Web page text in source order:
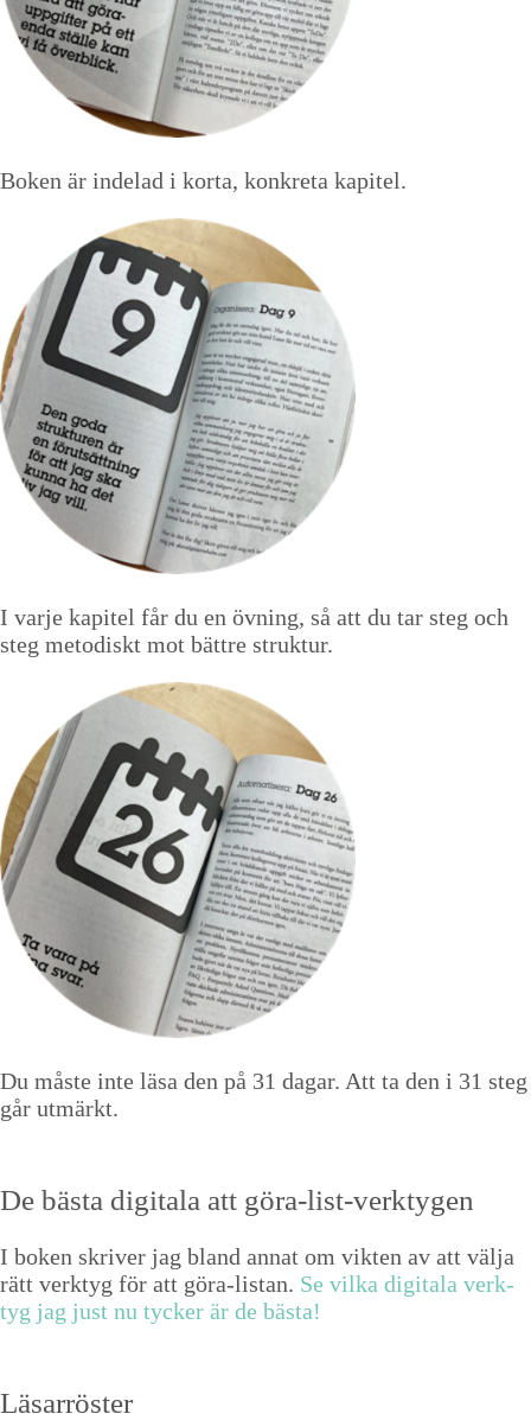
Boken är indelad i korta, konkreta kapitel.
I varje kapitel får du en övning, så att du tar steg och
steg metodiskt mot bättre struktur.
Du måste inte läsa den på 31 dagar. Att ta den i 31 steg
går utmärkt.
De bäs­ta dig­i­ta­la att göra-list-verktygen
I boken skriv­er jag bland annat om vik­ten av att väl­ja
rätt verk­tyg för att göra-lis­tan. Se vil­ka dig­i­ta­la verk­
tyg jag just nu tyck­er är de bästa!
Läsar­röster